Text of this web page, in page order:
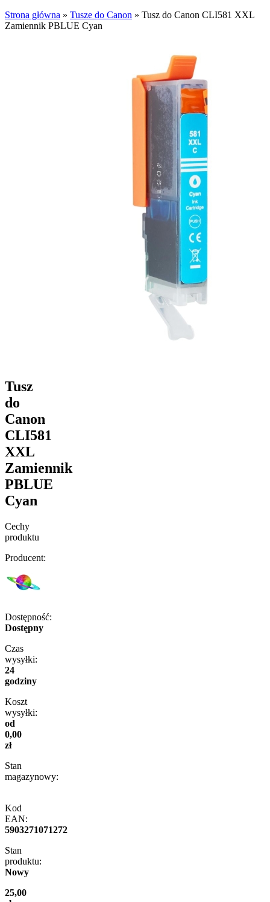
Strona główna » Tusze do Canon » Tusz do Canon CLI581 XXL
Zamiennik PBLUE Cyan
Tusz
do
Canon
CLI581
XXL
Zamiennik
PBLUE
Cyan
Cechy
produktu
Producent:
Dostępność:
Dostępny
Czas
wysyłki:
24
godziny
Koszt
wysyłki:
od
0,00
zł
Stan
magazynowy:
Kod
EAN:
5903271071272
Stan
produktu:
Nowy
25,00